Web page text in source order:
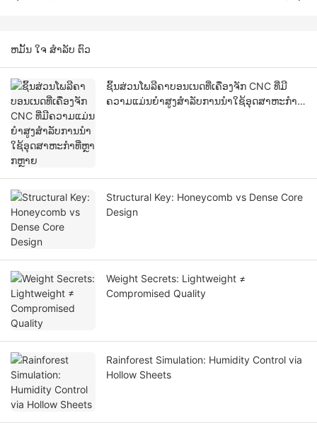
ຫມັ້ນ ໃຈ ສໍາລັບ ຕົວ
ຊິ້ນສ່ວນໂພລີຄາບອນເນດທີ່ເຄື່ອງຈັກ CNC ທີ່ມີ
ຄວາມແມ່ນຍໍາສູງສໍາລັບການນໍາໃຊ້ອຸດສາຫະກໍາທີ່
Structural Key: Honeycomb vs Dense Core
Design
Weight Secrets: Lightweight ≠
Compromised Quality
Rainforest Simulation: Humidity Control via
Hollow Sheets